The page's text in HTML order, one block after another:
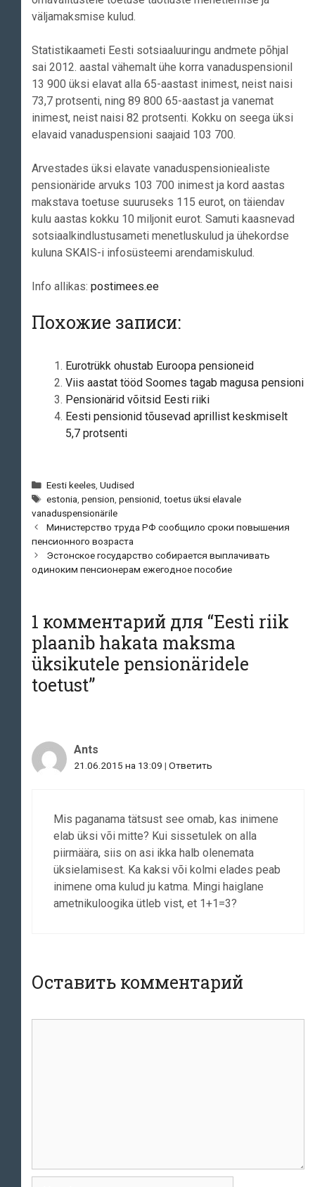
väljamaksmise kulud.
Statistikaameti Eesti sotsiaaluuringu andmete põhjal
sai 2012. aastal vähemalt ühe korra vanaduspensionil
13 900 üksi elavat alla 65-aastast inimest, neist naisi
73,7 protsenti, ning 89 800 65-aastast ja vanemat
inimest, neist naisi 82 protsenti. Kokku on seega üksi
elavaid vanaduspensioni saajaid 103 700.
Arvestades üksi elavate vanaduspensioniealiste
pensionäride arvuks 103 700 inimest ja kord aastas
makstava toetuse suuruseks 115 eurot, on täiendav
kulu aastas kokku 10 miljonit eurot. Samuti kaasnevad
sotsiaalkindlustusameti menetluskulud ja ühekordse
kuluna SKAIS-i infosüsteemi arendamiskulud.
Info allikas: postimees.ee
Похожие записи:
Eurotrükk ohustab Euroopa pensioneid
Viis aastat tööd Soomes tagab magusa pensioni
Pensionärid võitsid Eesti riiki
Eesti pensionid tõusevad aprillist keskmiselt
5,7 protsenti
Рубрики
Eesti keeles ,Uudised
Метки
estonia ,pension ,pensionid ,toetus üksi elavale
vanaduspensionärile
Навигация
по
записям
Министерство труда РФ сообщило сроки повышения
пенсионного возраста
Эстонское государство собирается выплачивать
одиноким пенсионерам ежегодное пособие
1 комментарий для “Eesti riik
plaanib hakata maksma
üksikutele pensionäridele
toetust”
Ants
21.06.2015 на 13:09 | Ответить
Mis paganama tätsust see omab, kas inimene
elab üksi või mitte? Kui sissetulek on alla
piirmäära, siis on asi ikka halb olenemata
üksielamisest. Ka kaksi või kolmi elades peab
inimene oma kulud ju katma. Mingi haiglane
ametnikuloogika ütleb vist, et 1+1=3?
Оставить комментарий